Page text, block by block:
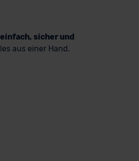
einfach, sicher und
aus einer Hand.